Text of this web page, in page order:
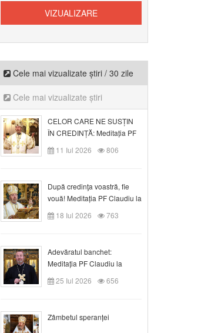
Cele mai vizualizate știri / 30 zile
Cele mai vizualizate știri
CELOR CARE NE SUSȚIN
ÎN CREDINȚĂ: Meditația PF
Claudiu la Duminica a VI-a
după Rusalii
11 Iul 2026 806
După credinţa voastră, fie
vouă! Meditația PF Claudiu la
duminica a VII-a după Rusalii
18 Iul 2026 763
Adevăratul banchet:
Meditația PF Claudiu la
Duminica a VIII-a după
Rusalii
25 Iul 2026 656
Zâmbetul speranței